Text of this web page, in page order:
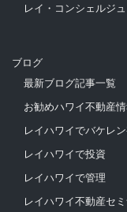
レイ・コンシェルジ
ブログ
最新ブログ記事一覧
お勧めハワイ不動産
レイハワイでバケレ
レイハワイで投資
レイハワイで管理
レイハワイ不動産セ